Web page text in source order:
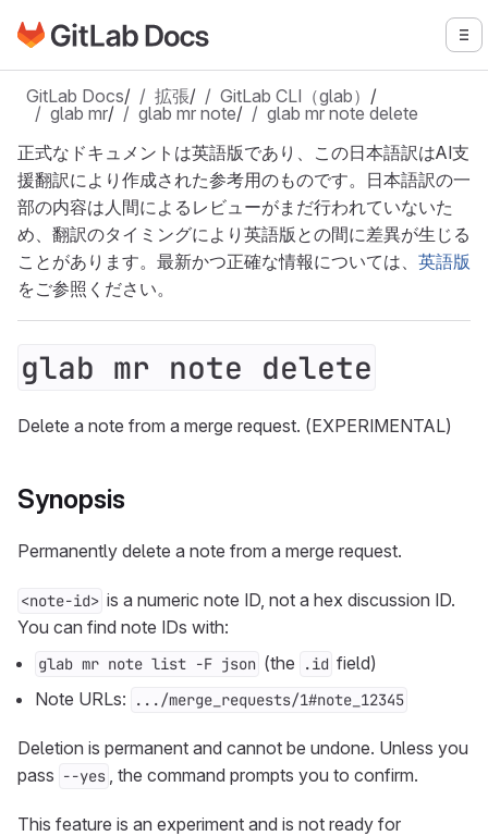
メインコンテンツにスキップ
GitLabドキュメントのホームページに移動 メ
GitLab Docs/ 拡張/ GitLab CLI（glab） /
glab mr/ glab mr note/
glab mr note delete
正式なドキュメントは英語版であり、この日本語訳はAI支
援翻訳により作成された参考用のものです。日本語訳の一
部の内容は人間によるレビューがまだ行われていないた
め、翻訳のタイミングにより英語版との間に差異が生じる
ことがあります。最新かつ正確な情報については、 英語版
をご参照ください。
glab mr note delete
Delete a note from a merge request. (EXPERIMENTAL)
Synopsis
Permanently delete a note from a merge request.
<note-id> is a numeric note ID, not a hex discussion ID.
You can find note IDs with:
glab mr note list -F json (the .id field)
Note URLs:
.../merge_requests/1#note_12345
Deletion is permanent and cannot be undone. Unless you
pass --yes , the command prompts you to confirm.
This feature is an experiment and is not ready for